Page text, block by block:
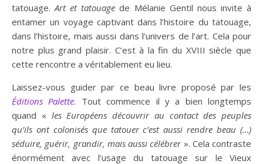
tatouage.Art et tatouage de Mélanie Gentil nous invite à
entamer un voyage captivant dans l’histoire du tatouage,
dans l’histoire, mais aussi dans l’univers de l’art. Cela pour
notre plus grand plaisir. C’est à la fin du XVIII siècle que
cette rencontre a véritablement eu lieu.
Laissez-vous guider par ce beau livre proposé par les
Éditions Palette. Tout commence il y a bien longtemps
quand « les Européens découvrir au contact des peuples
qu’ils ont colonisés que tatouer c’est aussi rendre beau (…)
séduire, guérir, grandir, mais aussi célébrer». Cela contraste
énormément avec l’usage du tatouage sur le Vieux